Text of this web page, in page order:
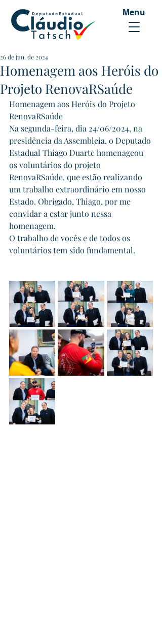
Menu
Homenagem aos Heróis do
Projeto RenovaRSaúde
26 de jun. de 2024
Homenagem aos Heróis do Projeto
RenovaRSaúde
Na segunda-feira, dia 24/06/2024, na
presidência da Assembleia, o Deputado
Estadual Thiago Duarte homenageou
os voluntários do projeto
RenovaRSaúde, que estão realizando
um trabalho extraordinário em nosso
Estado. Obrigado, Thiago, por me
convidar a estar junto nessa
homenagem.
O trabalho de vocês e de todos os
voluntários tem sido fundamental.